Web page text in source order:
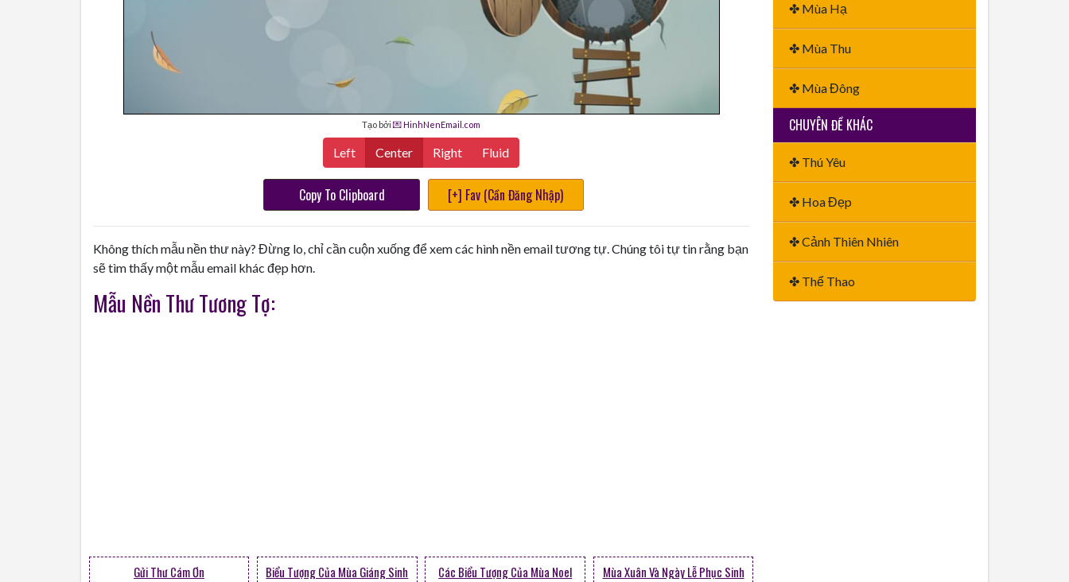
Tạo bởi 💌 HinhNenEmail.com
Left Center Right Fluid
Copy To Clipboard [+] Fav (Cần Đăng Nhập)
Không thích mẫu nền thư này? Đừng lo, chỉ cần cuộn xuống để xem các hình nền email tương tự. Chúng tôi tự tin rằng bạn
sẽ tìm thấy một mẫu email khác đẹp hơn.
Mẫu Nền Thư Tương Tợ:
Gửi Thư Cám Ơn Biểu Tượng Của Mùa Giáng Sinh Các Biểu Tượng Của Mùa Noel Mùa Xuân Và Ngày Lễ Phục Sinh
✤ Mùa Hạ
✤ Mùa Thu
✤ Mùa Đông
CHUYÊN ĐỀ KHÁC
✤ Thú Yêu
✤ Hoa Đẹp
✤ Cảnh Thiên Nhiên
✤ Thể Thao